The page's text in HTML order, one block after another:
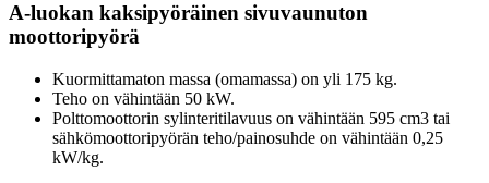
A-luokan kaksipyöräinen sivuvaunuton
moottoripyörä
Kuormittamaton massa (omamassa) on yli 175 kg.
Teho on vähintään 50 kW.
Polttomoottorin sylinteritilavuus on vähintään 595 cm3 tai
sähkömoottoripyörän teho/painosuhde on vähintään 0,25
kW/kg.